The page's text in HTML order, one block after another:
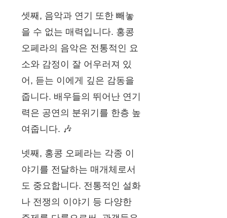
셋째, 음악과 연기 또한 빼놓
을 수 없는 매력입니다. 홍콩
오페라의 음악은 전통적인 요
소와 감정이 잘 어우러져 있
어, 듣는 이에게 깊은 감동을
줍니다. 배우들의 뛰어난 연기
력은 공연의 분위기를 한층 높
여줍니다. 🎶
넷째, 홍콩 오페라는 각종 이
야기를 전달하는 매개체로서
도 중요합니다. 전통적인 설화
나 전쟁의 이야기 등 다양한